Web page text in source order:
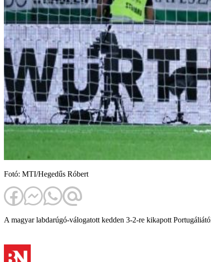
Fotó: MTI/Hegedűs Róbert
A magyar labdarúgó-válogatott kedden 3-2-re kikapott